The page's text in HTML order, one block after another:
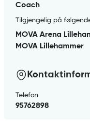
Coach
Tilgjengelig på
MOVA Arena
MOVA Lillehammer
Telefon
95762898